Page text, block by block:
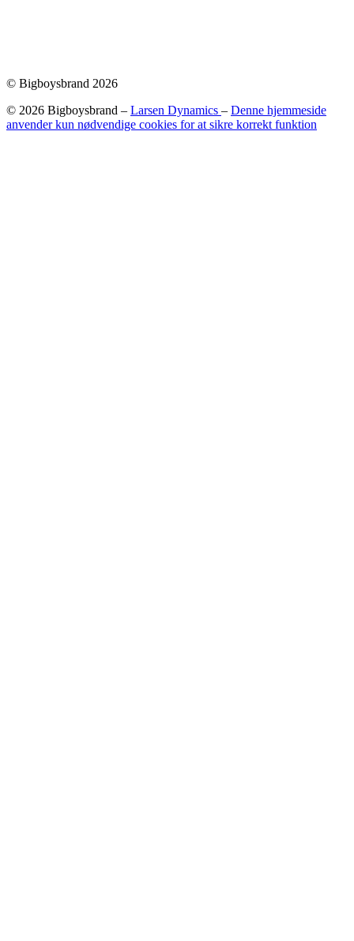
© Bigboysbrand 2026
© 2026 Bigboysbrand – Larsen Dynamics – Denne hjemmeside
anvender kun nødvendige cookies for at sikre korrekt funktion